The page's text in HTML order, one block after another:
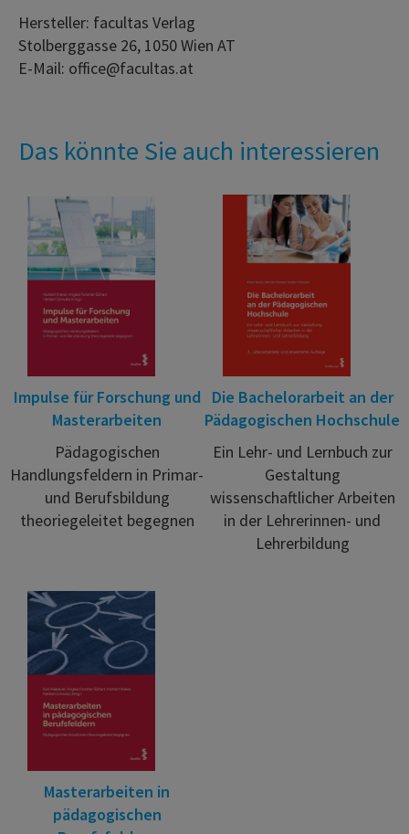
Hersteller: facultas Verlag
Stolberggasse 26, 1050 Wien AT
E-Mail: office@facultas.at
Das könnte Sie auch interessieren
Impulse für Forschung und
Masterarbeiten
Pädagogischen
Handlungsfeldern in Primar-
und Berufsbildung
theoriegeleitet begegnen
Die Bachelorarbeit an der
Pädagogischen Hochschule
Ein Lehr- und Lernbuch zur
Gestaltung
wissenschaftlicher Arbeiten
in der Lehrerinnen- und
Lehrerbildung
Masterarbeiten in
pädagogischen